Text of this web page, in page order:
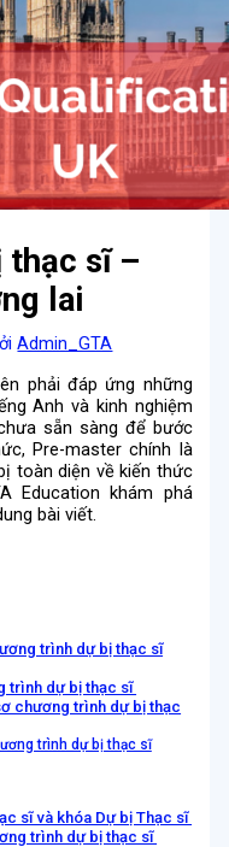
thạc sĩ –
lai
Admin_GTA
phải đáp ứng những
Anh và kinh nghiệm
sẵn sàng để bước
Pre-master chính là
toàn diện về kiến thức
Education khám phá
bài viết.
trình dự bị thạc sĩ
trình dự bị thạc sĩ
chương trình dự bị thạc
trình dự bị thạc sĩ
sĩ và khóa Dự bị Thạc sĩ
trình dự bị thạc sĩ